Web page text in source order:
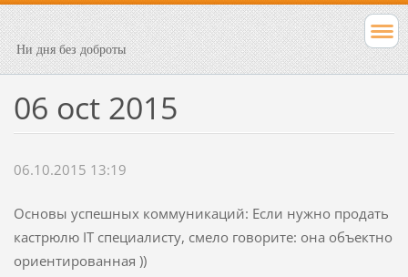
Ни дня без доброты
06 oct 2015
06.10.2015 13:19
Основы успешных коммуникаций: Если нужно продать
кастрюлю IT специалисту, смело говорите: она объектно
ориентированная ))